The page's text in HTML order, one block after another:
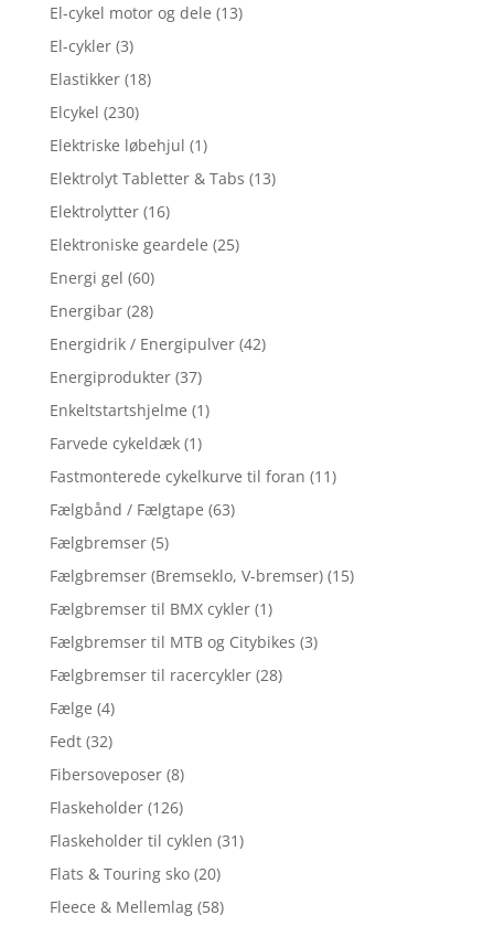
El-cykel motor og dele (13)
El-cykler (3)
Elastikker (18)
Elcykel (230)
Elektriske løbehjul (1)
Elektrolyt Tabletter & Tabs (13)
Elektrolytter (16)
Elektroniske geardele (25)
Energi gel (60)
Energibar (28)
Energidrik / Energipulver (42)
Energiprodukter (37)
Enkeltstartshjelme (1)
Farvede cykeldæk (1)
Fastmonterede cykelkurve til foran (11)
Fælgbånd / Fælgtape (63)
Fælgbremser (5)
Fælgbremser (Bremseklo, V-bremser) (15)
Fælgbremser til BMX cykler (1)
Fælgbremser til MTB og Citybikes (3)
Fælgbremser til racercykler (28)
Fælge (4)
Fedt (32)
Fibersoveposer (8)
Flaskeholder (126)
Flaskeholder til cyklen (31)
Flats & Touring sko (20)
Fleece & Mellemlag (58)